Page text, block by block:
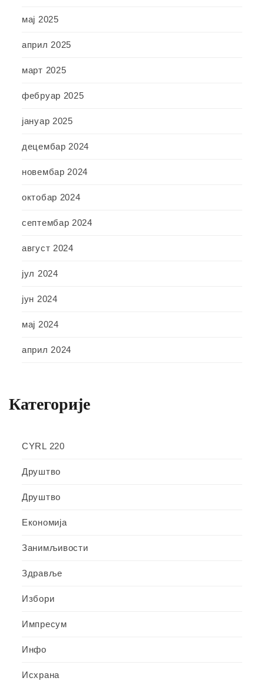
мај 2025
април 2025
март 2025
фебруар 2025
јануар 2025
децембар 2024
новембар 2024
октобар 2024
септембар 2024
август 2024
јул 2024
јун 2024
мај 2024
април 2024
Категорије
CYRL 220
Друштво
Друштво
Економија
Занимљивости
Здравље
Избори
Импресум
Инфо
Исхрана